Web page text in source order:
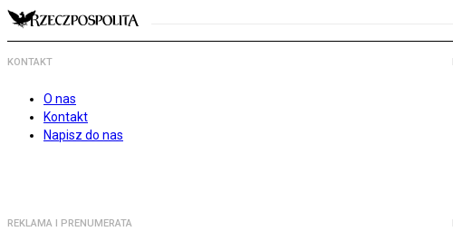
KONTAKT
O nas
Kontakt
Napisz do nas
REKLAMA I PRENUMERATA